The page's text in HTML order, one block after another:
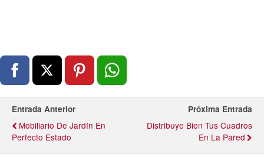
Entrada Anterior
Mobiliario De Jardín En
Perfecto Estado
Próxima Entrada
Distribuye Bien Tus Cuadros
En La Pared